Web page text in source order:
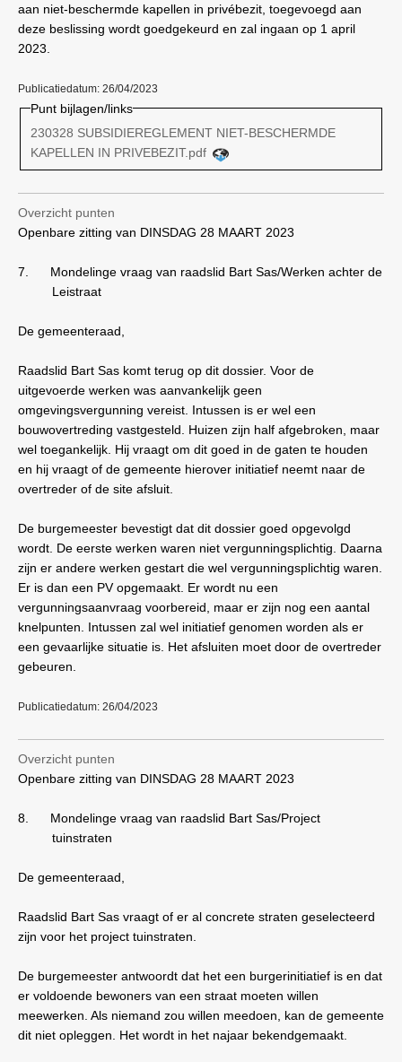
aan niet-beschermde kapellen in privébezit, toegevoegd aan
deze beslissing wordt goedgekeurd en zal ingaan op 1 april
2023.
Publicatiedatum: 26/04/2023
Punt bijlagen/links
230328 SUBSIDIEREGLEMENT NIET-BESCHERMDE
KAPELLEN IN PRIVEBEZIT.pdf
Overzicht punten
Openbare zitting van DINSDAG 28 MAART 2023
7.
Mondelinge vraag van raadslid Bart Sas/Werken achter de
Leistraat
De gemeenteraad,
Raadslid Bart Sas komt terug op dit dossier. Voor de
uitgevoerde werken was aanvankelijk geen
omgevingsvergunning vereist. Intussen is er wel een
bouwovertreding vastgesteld. Huizen zijn half afgebroken, maar
wel toegankelijk. Hij vraagt om dit goed in de gaten te houden
en hij vraagt of de gemeente hierover initiatief neemt naar de
overtreder of de site afsluit.
De burgemeester bevestigt dat dit dossier goed opgevolgd
wordt. De eerste werken waren niet vergunningsplichtig. Daarna
zijn er andere werken gestart die wel vergunningsplichtig waren.
Er is dan een PV opgemaakt. Er wordt nu een
vergunningsaanvraag voorbereid, maar er zijn nog een aantal
knelpunten. Intussen zal wel initiatief genomen worden als er
een gevaarlijke situatie is. Het afsluiten moet door de overtreder
gebeuren.
Publicatiedatum: 26/04/2023
Overzicht punten
Openbare zitting van DINSDAG 28 MAART 2023
8.
Mondelinge vraag van raadslid Bart Sas/Project
tuinstraten
De gemeenteraad,
Raadslid Bart Sas vraagt of er al concrete straten geselecteerd
zijn voor het project tuinstraten.
De burgemeester antwoordt dat het een burgerinitiatief is en dat
er voldoende bewoners van een straat moeten willen
meewerken. Als niemand zou willen meedoen, kan de gemeente
dit niet opleggen. Het wordt in het najaar bekendgemaakt.